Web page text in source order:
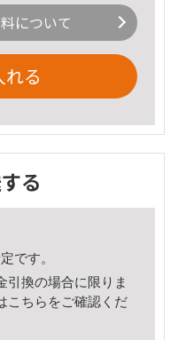
について
る
る
です。
引換の場合に限りま
こちら をご確認くだ